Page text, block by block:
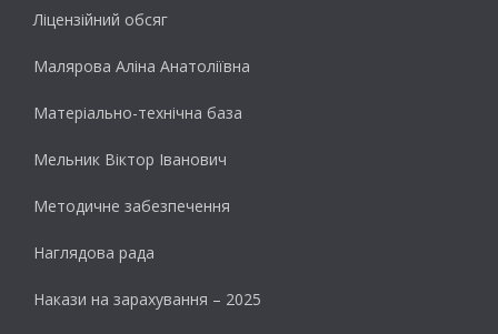
Ліцензійний обсяг
Малярова Аліна Анатоліївна
Матеріально-технічна база
Мельник Віктор Іванович
Методичне забезпечення
Наглядова рада
Накази на зарахування – 2025